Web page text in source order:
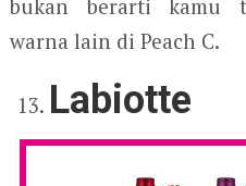
bukan berarti kamu
warna lain di Peach C.
Labiotte